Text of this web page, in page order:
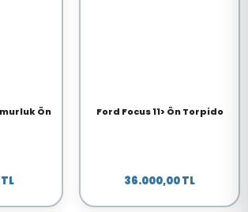
Ön
Ford Focus 11> Ön Torpido
36.000,00 TL